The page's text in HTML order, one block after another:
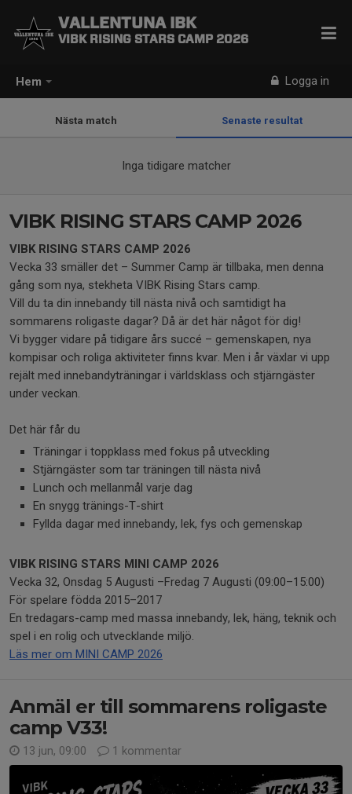
Hem Logga in
VALLENTUNA IBK
VIBK RISING STARS CAMP 2026
Nästa match Senaste resultat
Inga tidigare matcher
VIBK RISING STARS CAMP 2026
VIBK RISING STARS CAMP 2026
Vecka 33 smäller det – Summer Camp är tillbaka, men denna
gång som nya, stekheta VIBK Rising Stars camp.
Vill du ta din innebandy till nästa nivå och samtidigt ha
sommarens roligaste dagar? Då är det här något för dig!
Vi bygger vidare på tidigare års succé – gemenskapen, nya
kompisar och roliga aktiviteter finns kvar. Men i år växlar vi upp
rejält med innebandyträningar i världsklass och stjärngäster
under veckan.
Det här får du
Träningar i toppklass med fokus på utveckling
Stjärngäster som tar träningen till nästa nivå
Lunch och mellanmål varje dag
En snygg tränings-T-shirt
Fyllda dagar med innebandy, lek, fys och gemenskap
VIBK RISING STARS MINI CAMP 2026
Vecka 32, Onsdag 5 Augusti –Fredag 7 Augusti (09:00–15:00)
För spelare födda 2015–2017
En tredagars-camp med massa innebandy, lek, häng, teknik och
spel i en rolig och utvecklande miljö.
Läs mer om MINI CAMP 2026
Anmäl er till sommarens roligaste
camp V33!
13 jun, 09:00 1 kommentar